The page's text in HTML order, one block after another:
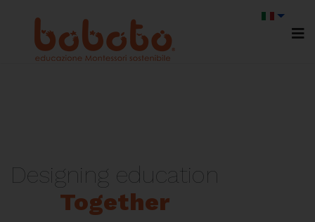
Designing education
Together